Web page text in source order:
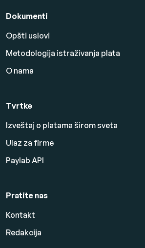
Dokumenti
Opšti uslovi
Metodologija istraživanja plata
O nama
Tvrtke
Izveštaj o platama širom sveta
Ulaz za firme
Paylab API
Pratite nas
Kontakt
Redakcija